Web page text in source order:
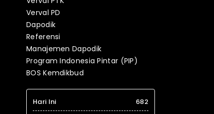
Verval PD
Dapodik
Referensi
Manajemen Dapodik
Program Indonesia Pintar (PIP)
BOS Kemdikbud
Hari Ini
682